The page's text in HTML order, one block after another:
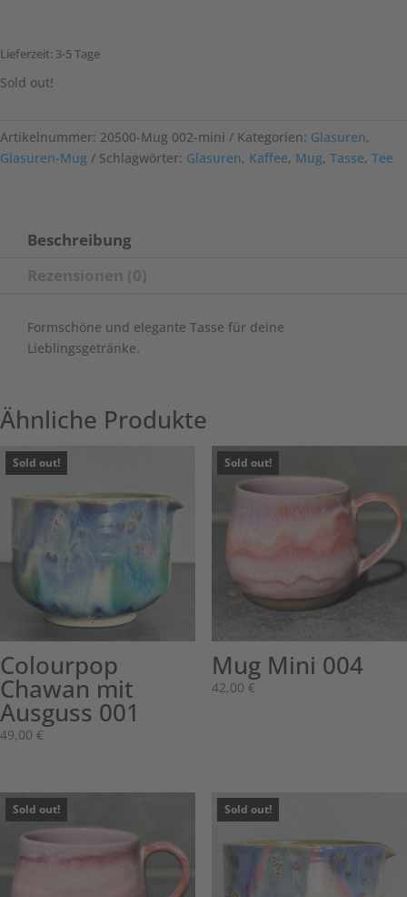
Lieferzeit: 3-5 Tage
Sold out!
Artikelnummer: 20500-Mug 002-mini Kategorien: Glasuren,
Glasuren-Mug
Schlagwörter: Glasuren, Kaffee, Mug, Tasse, Tee
Beschreibung
Formschöne und elegante Tasse für deine
Lieblingsgetränke.
Ähnliche Produkte
Sold out!
Colourpop
Chawan mit
Ausguss 001
49,00 €
Sold out!
Mug Mini 004
42,00 €
Sold out! Sold out!